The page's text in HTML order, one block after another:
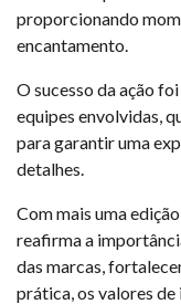
proporcionando
encantamento.
O sucesso da ação
equipes envolvidas,
para garantir uma
detalhes.
Com mais uma
reafirma a
das marcas,
prática, os valores de